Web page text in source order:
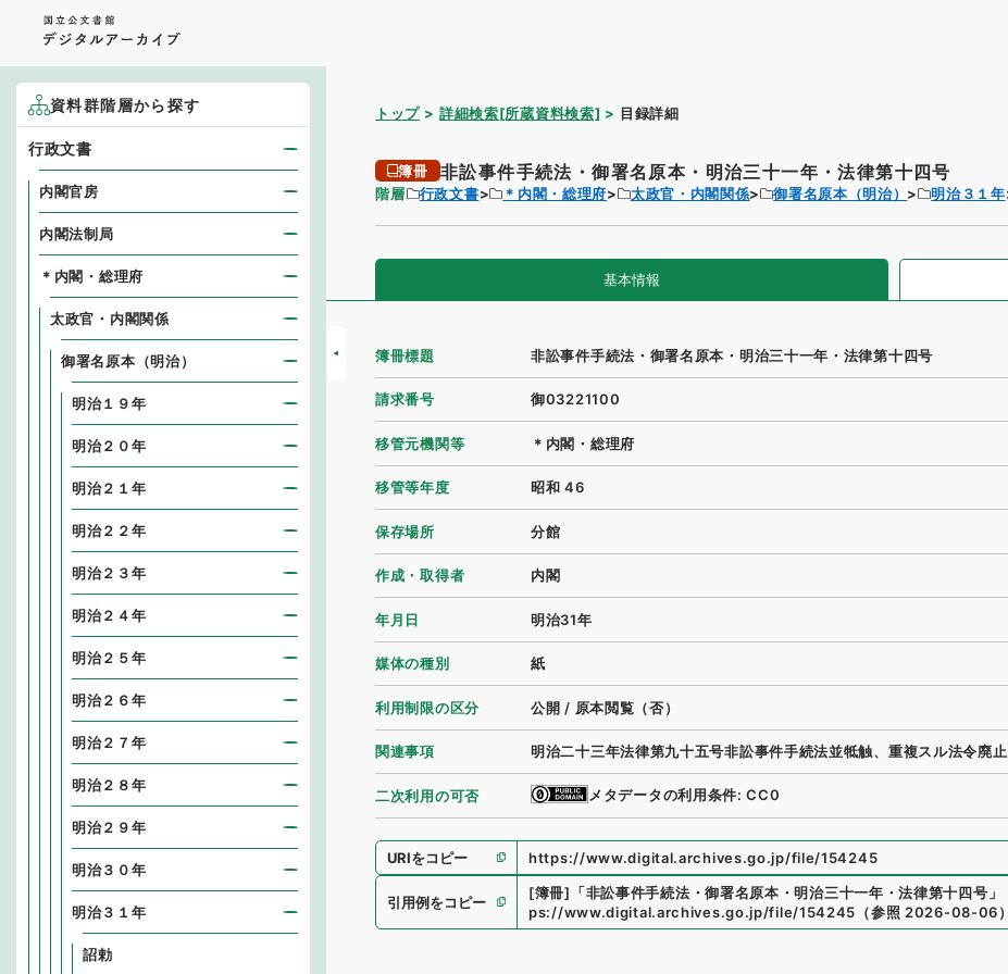
トップ 詳細検索[所蔵資料検索] 目録詳細
簿冊 非訟事件手続法・御署名原本・明治三十一年・法律第十四号
階層 行政文書 ＊内閣・総理府 太政官・内閣関係 御署名原本（明治） 明治３１年
基本情報
簿冊標題 非訟事件手続法・御署名原本・明治三十一年・法律第十四号
請求番号 御03221100
移管元機関等 ＊内閣・総理府
移管等年度 昭和 46
保存場所 分館
作成・取得者 内閣
年月日 明治31年
媒体の種別 紙
利用制限の区分 公開 / 原本閲覧（否）
関連事項 明治二十三年法律第九十五号非訟事件手続法並牴触、重複スル法令廃止
二次利用の可否 メタデータの利用条件: CC0
URIをコピー https://www.digital.archives.go.jp/file/154245
引用例をコピー
[簿冊] 「非訟事件手続法・御署名原本・明治三十一年・法律第十四号 」
ps://www.digital.archives.go.jp/file/154245 （参照 2026-08-06）
資料群階層から探す
行政文書
内閣官房
内閣法制局
＊内閣・総理府
太政官・内閣関係
御署名原本（明治）
明治１９年
明治２０年
明治２１年
明治２２年
明治２３年
明治２４年
明治２５年
明治２６年
明治２７年
明治２８年
明治２９年
明治３０年
明治３１年
詔勅